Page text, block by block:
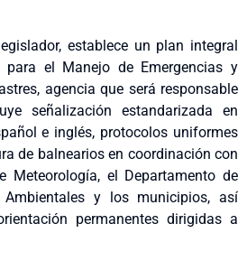
establece un plan integral
el Manejo de Emergencias y
agencia que será responsable
señalización estandarizada en
e inglés, protocolos uniformes
de balnearios en coordinación con
Meteorología, el Departamento de
Ambientales y los municipios, así
permanentes dirigidas a